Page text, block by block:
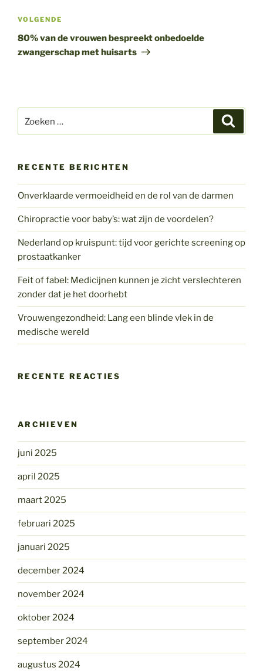
Volgend
bericht
VOLGENDE
80% van de vrouwen bespreekt onbedoelde
zwangerschap met huisarts
naar:
RECENTE BERICHTEN
Onverklaarde vermoeidheid en de rol van de darmen
Chiropractie voor baby’s: wat zijn de voordelen?
Nederland op kruispunt: tijd voor gerichte screening op
prostaatkanker
Feit of fabel: Medicijnen kunnen je zicht verslechteren
zonder dat je het doorhebt
Vrouwengezondheid: Lang een blinde vlek in de
medische wereld
RECENTE REACTIES
ARCHIEVEN
juni 2025
april 2025
maart 2025
februari 2025
januari 2025
december 2024
november 2024
oktober 2024
september 2024
augustus 2024